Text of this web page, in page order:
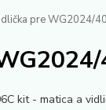
pre WG2024/
kit - matica a